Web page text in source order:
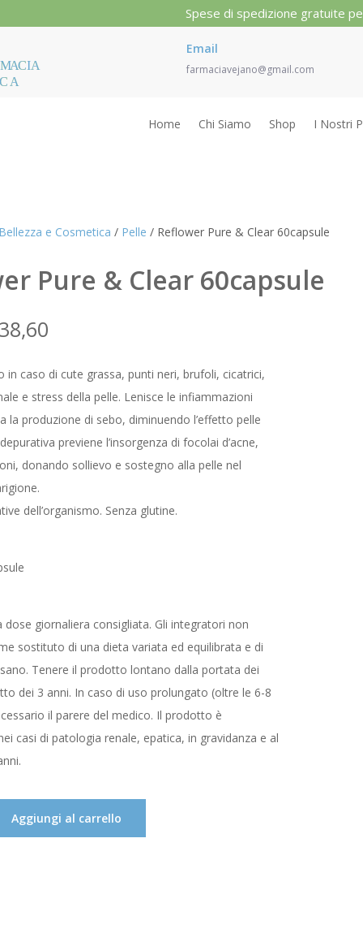
Spese di spedizione gratuite
ACIA
CA
Email
farmaciavejano@gmail.com
Home Chi Siamo Shop I Nostri
Bellezza e Cosmetica / Pelle / Reflower Pure & Clear 60capsule
Pure & Clear 60capsule
prezzo
38,60
attuale
è:
€38,60.
in caso di cute grassa, punti neri, brufoli, cicatrici,
e stress della pelle. Lenisce le infiammazioni
la produzione di sebo, diminuendo l’effetto pelle
previene l’insorgenza di focolai d’acne,
donando sollievo e sostegno alla pelle nel
dell’organismo. Senza glutine.
dose giornaliera consigliata. Gli integratori non
sostituto di una dieta variata ed equilibrata e di
Tenere il prodotto lontano dalla portata dei
dei 3 anni. In caso di uso prolungato (oltre le 6-8
il parere del medico. Il prodotto è
casi di patologia renale, epatica, in gravidanza e al
Aggiungi al carrello